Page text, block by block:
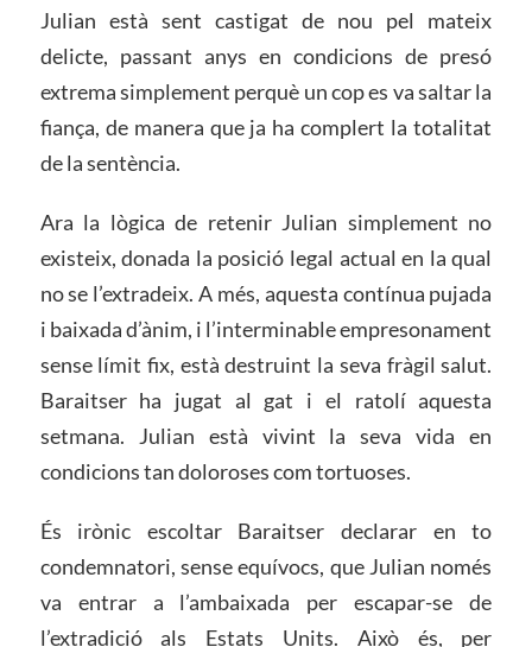
Julian està sent castigat de nou pel mateix
delicte, passant anys en condicions de presó
extrema simplement perquè un cop es va saltar la
fiança, de manera que ja ha complert la totalitat
de la sentència.
Ara la lògica de retenir Julian simplement no
existeix, donada la posició legal actual en la qual
no se l’extradeix. A més, aquesta contínua pujada
i baixada d’ànim, i l’interminable empresonament
sense límit fix, està destruint la seva fràgil salut.
Baraitser ha jugat al gat i el ratolí aquesta
setmana. Julian està vivint la seva vida en
condicions tan doloroses com tortuoses.
És irònic escoltar Baraitser declarar en to
condemnatori, sense equívocs, que Julian només
va entrar a l’ambaixada per escapar-se de
l’extradició als Estats Units. Això és, per